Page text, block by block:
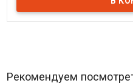
Рекомендуем